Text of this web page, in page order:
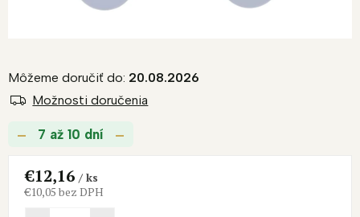
7 až 10 dní
Môžeme doručiť do: 20.08.2026
Možnosti doručenia
€12,16/ ks
€10,05 bez DPH